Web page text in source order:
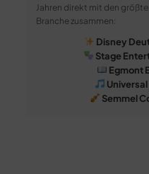
Jahren direkt mit den
Branche zusammen:
Disney
Stage
Egmont
Semmel